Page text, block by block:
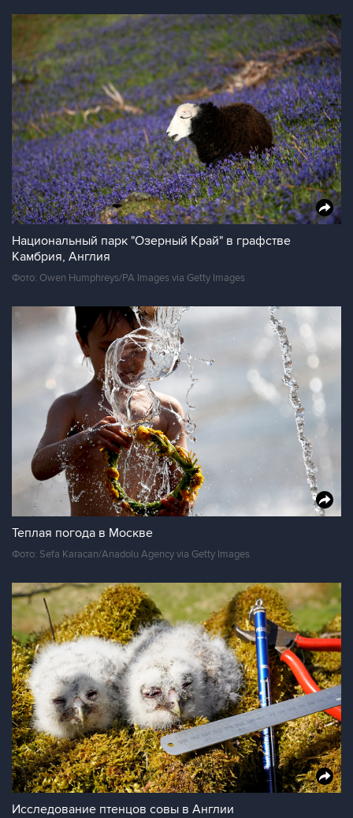
Национальный парк "Озерный Край" в графстве
Камбрия, Англия
Фото: Owen Humphreys/PA Images via Getty Images
Теплая погода в Москве
Фото: Sefa Karacan/Anadolu Agency via Getty Images
Исследование птенцов совы в Англии